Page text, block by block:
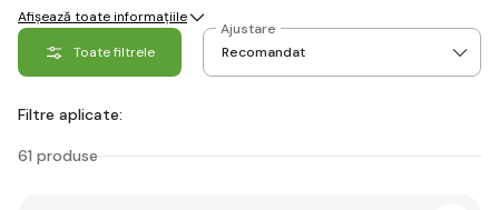
marca, de obicei veți găsi
Afișează toate informațiile
Toate filtrele
Ajustare
Filtre aplicate:
61 produse